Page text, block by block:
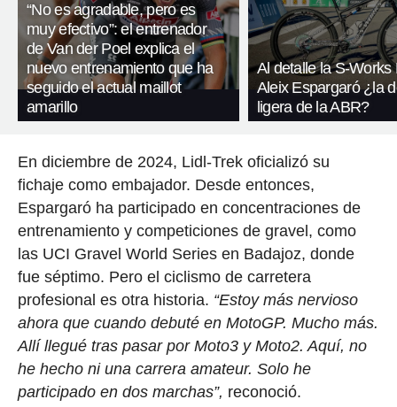
“No es agradable, pero es
muy efectivo”: el entrenador
de Van der Poel explica el
nuevo entrenamiento que ha
seguido el actual maillot
amarillo
Al detalle la S-Works
Aleix Espargaró ¿la
ligera de la ABR?
En diciembre de 2024, Lidl-Trek oficializó su
fichaje como embajador. Desde entonces,
Espargaró ha participado en concentraciones de
entrenamiento y competiciones de gravel, como
las UCI Gravel World Series en Badajoz, donde
fue séptimo. Pero el ciclismo de carretera
profesional es otra historia. “Estoy más nervioso
ahora que cuando debuté en MotoGP. Mucho más.
Allí llegué tras pasar por Moto3 y Moto2. Aquí, no
he hecho ni una carrera amateur. Solo he
participado en dos marchas”, reconoció.